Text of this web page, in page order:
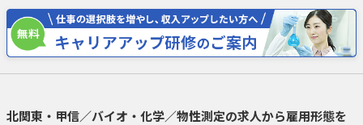
北関東・甲信／バイオ・化学／物性測定の求人から雇用形態を